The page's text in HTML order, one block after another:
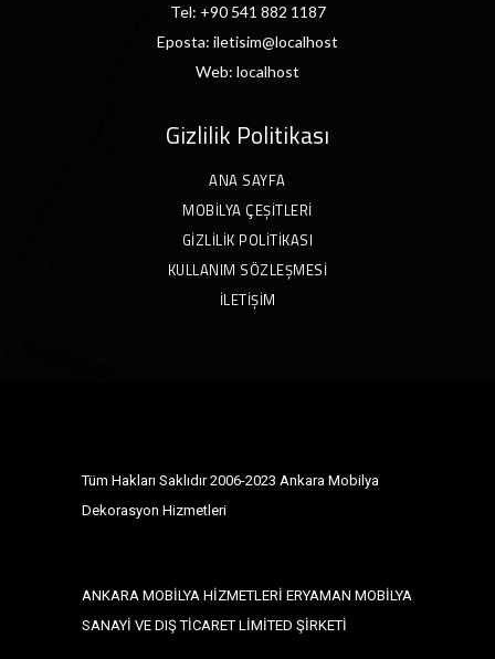
Tel: +90 541 882 1187
Eposta: iletisim@localhost
Web: localhost
Gizlilik Politikası
ANA SAYFA
MOBILYA ÇEŞITLERI
GIZLILIK POLITIKASI
KULLANIM SÖZLEŞMESI
İLETIŞIM
Tüm Hakları Saklıdır 2006-2023 Ankara Mobilya
Dekorasyon Hizmetleri
ANKARA MOBİLYA HİZMETLERİ ERYAMAN MOBİLYA
SANAYİ VE DIŞ TİCARET LİMİTED ŞİRKETİ